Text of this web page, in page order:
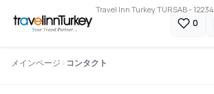
Travel Inn Turkey TURSAB - 12234
0
メインページ コンタクト